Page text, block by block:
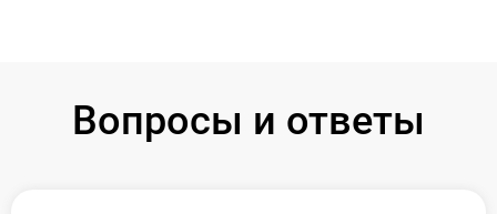
Вопросы и ответы